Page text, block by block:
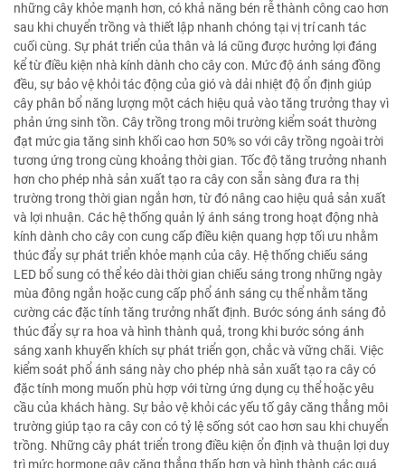
những cây khỏe mạnh hơn, có khả năng bén rễ thành công cao hơn
sau khi chuyển trồng và thiết lập nhanh chóng tại vị trí canh tác
cuối cùng. Sự phát triển của thân và lá cũng được hưởng lợi đáng
kể từ điều kiện nhà kính dành cho cây con. Mức độ ánh sáng đồng
đều, sự bảo vệ khỏi tác động của gió và dải nhiệt độ ổn định giúp
cây phân bổ năng lượng một cách hiệu quả vào tăng trưởng thay vì
phản ứng sinh tồn. Cây trồng trong môi trường kiểm soát thường
đạt mức gia tăng sinh khối cao hơn 50% so với cây trồng ngoài trời
tương ứng trong cùng khoảng thời gian. Tốc độ tăng trưởng nhanh
hơn cho phép nhà sản xuất tạo ra cây con sẵn sàng đưa ra thị
trường trong thời gian ngắn hơn, từ đó nâng cao hiệu quả sản xuất
và lợi nhuận. Các hệ thống quản lý ánh sáng trong hoạt động nhà
kính dành cho cây con cung cấp điều kiện quang hợp tối ưu nhằm
thúc đẩy sự phát triển khỏe mạnh của cây. Hệ thống chiếu sáng
LED bổ sung có thể kéo dài thời gian chiếu sáng trong những ngày
mùa đông ngắn hoặc cung cấp phổ ánh sáng cụ thể nhằm tăng
cường các đặc tính tăng trưởng nhất định. Bước sóng ánh sáng đỏ
thúc đẩy sự ra hoa và hình thành quả, trong khi bước sóng ánh
sáng xanh khuyến khích sự phát triển gọn, chắc và vững chãi. Việc
kiểm soát phổ ánh sáng này cho phép nhà sản xuất tạo ra cây có
đặc tính mong muốn phù hợp với từng ứng dụng cụ thể hoặc yêu
cầu của khách hàng. Sự bảo vệ khỏi các yếu tố gây căng thẳng môi
trường giúp tạo ra cây con có tỷ lệ sống sót cao hơn sau khi chuyển
trồng. Những cây phát triển trong điều kiện ổn định và thuận lợi duy
trì mức hormone gây căng thẳng thấp hơn và hình thành các quá